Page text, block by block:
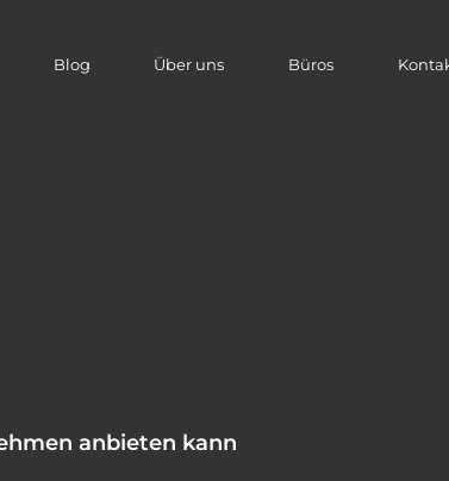
Blog Über uns Büros
anbieten kann